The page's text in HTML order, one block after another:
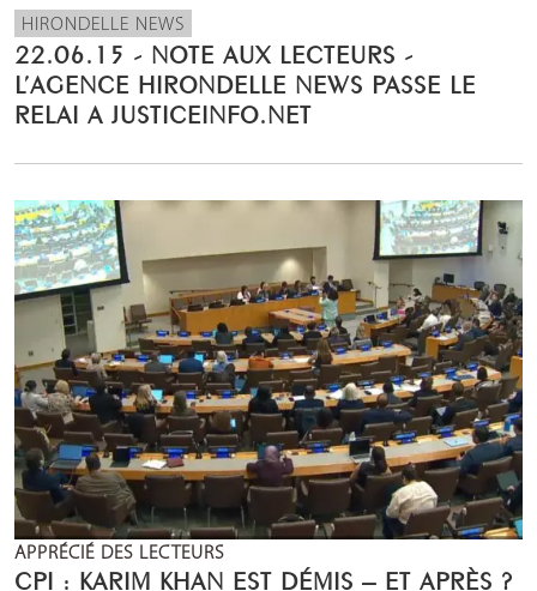
HIRONDELLE NEWS
22.06.15 - NOTE AUX LECTEURS -
L’AGENCE HIRONDELLE NEWS PASSE LE
RELAI A JUSTICEINFO.NET
APPRÉCIÉ DES LECTEURS
CPI : KARIM KHAN EST DÉMIS – ET APRÈS ?